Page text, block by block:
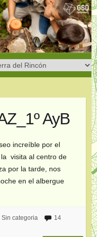
AyB
increíble por el
visita al centro de
por la tarde, nos
en el albergue
Sin categoria
14